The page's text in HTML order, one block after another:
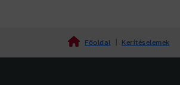
Főoldal Kerítéselemek